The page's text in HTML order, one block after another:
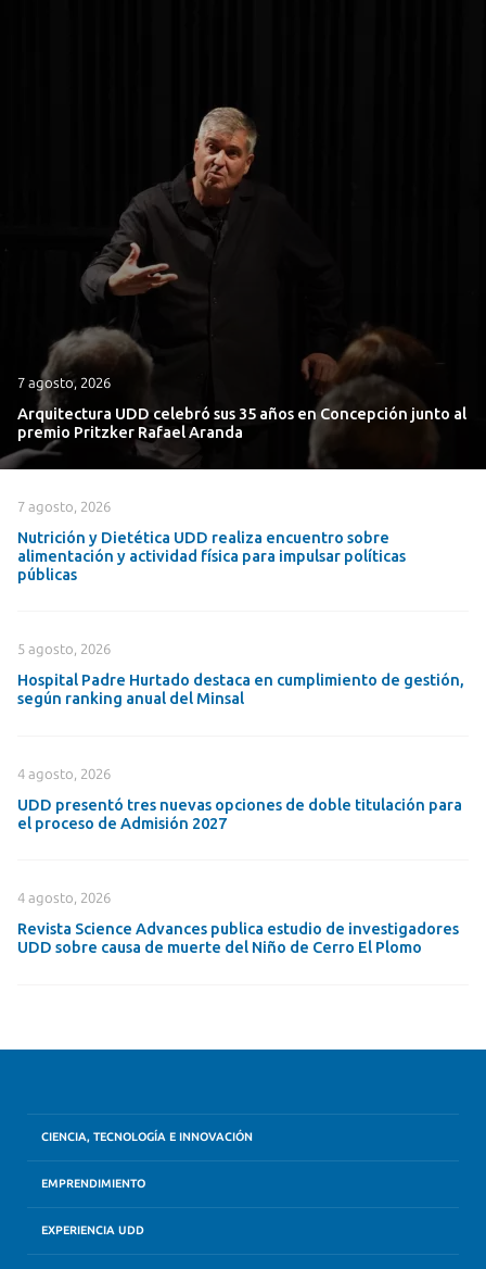
7 agosto, 2026
Arquitectura UDD celebró sus 35 años en Concepción junto al
premio Pritzker Rafael Aranda
7 agosto, 2026
Nutrición y Dietética UDD realiza encuentro sobre
alimentación y actividad física para impulsar políticas
públicas
5 agosto, 2026
Hospital Padre Hurtado destaca en cumplimiento de gestión,
según ranking anual del Minsal
4 agosto, 2026
UDD presentó tres nuevas opciones de doble titulación para
el proceso de Admisión 2027
4 agosto, 2026
Revista Science Advances publica estudio de investigadores
UDD sobre causa de muerte del Niño de Cerro El Plomo
CIENCIA, TECNOLOGÍA E INNOVACIÓN
EMPRENDIMIENTO
EXPERIENCIA UDD